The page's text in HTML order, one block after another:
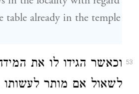
table already in the temple
53
וכאשר הגידו לו את
לשאול אם מותר לעשותו